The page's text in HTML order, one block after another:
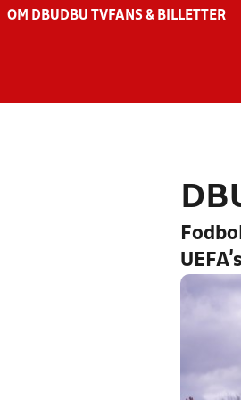
OM DBU DBU TV FANS & BILLETTER